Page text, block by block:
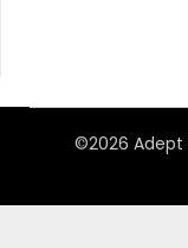
©2026 Adept